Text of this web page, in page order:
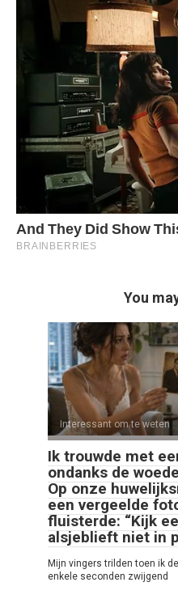
You
Interessant om te weten
Ik trouwde met
ondanks de
Op onze
een vergeelde
fluisterde: “Kijk
alsjeblieft niet in
Mijn vingers trilden toen ik
enkele seconden zwijgend